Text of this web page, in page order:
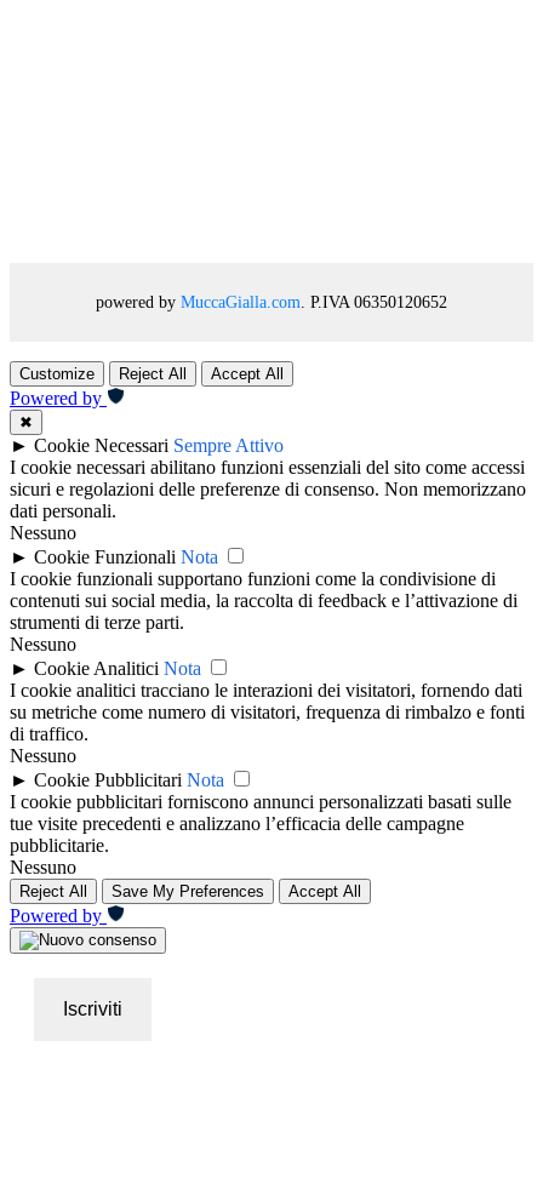
powered by MuccaGialla.com . P.IVA 06350120652
Customize Reject All Accept All
Powered by
✖
► Cookie Necessari Sempre Attivo
I cookie necessari abilitano funzioni essenziali del sito come accessi
sicuri e regolazioni delle preferenze di consenso. Non memorizzano
dati personali.
Nessuno
► Cookie Funzionali Nota
I cookie funzionali supportano funzioni come la condivisione di
contenuti sui social media, la raccolta di feedback e l’attivazione di
strumenti di terze parti.
Nessuno
► Cookie Analitici Nota
I cookie analitici tracciano le interazioni dei visitatori, fornendo dati
su metriche come numero di visitatori, frequenza di rimbalzo e fonti
di traffico.
Nessuno
► Cookie Pubblicitari Nota
I cookie pubblicitari forniscono annunci personalizzati basati sulle
tue visite precedenti e analizzano l’efficacia delle campagne
pubblicitarie.
Nessuno
Reject All Save My Preferences Accept All
Powered by
Iscriviti